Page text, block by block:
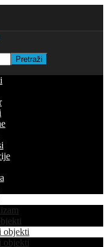
Pretraži
objekti
objekti